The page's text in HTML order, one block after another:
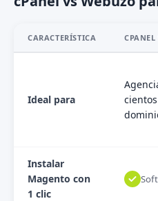
CARACTERÍSTICA
Ideal para
Instalar
Magento con
1 clic